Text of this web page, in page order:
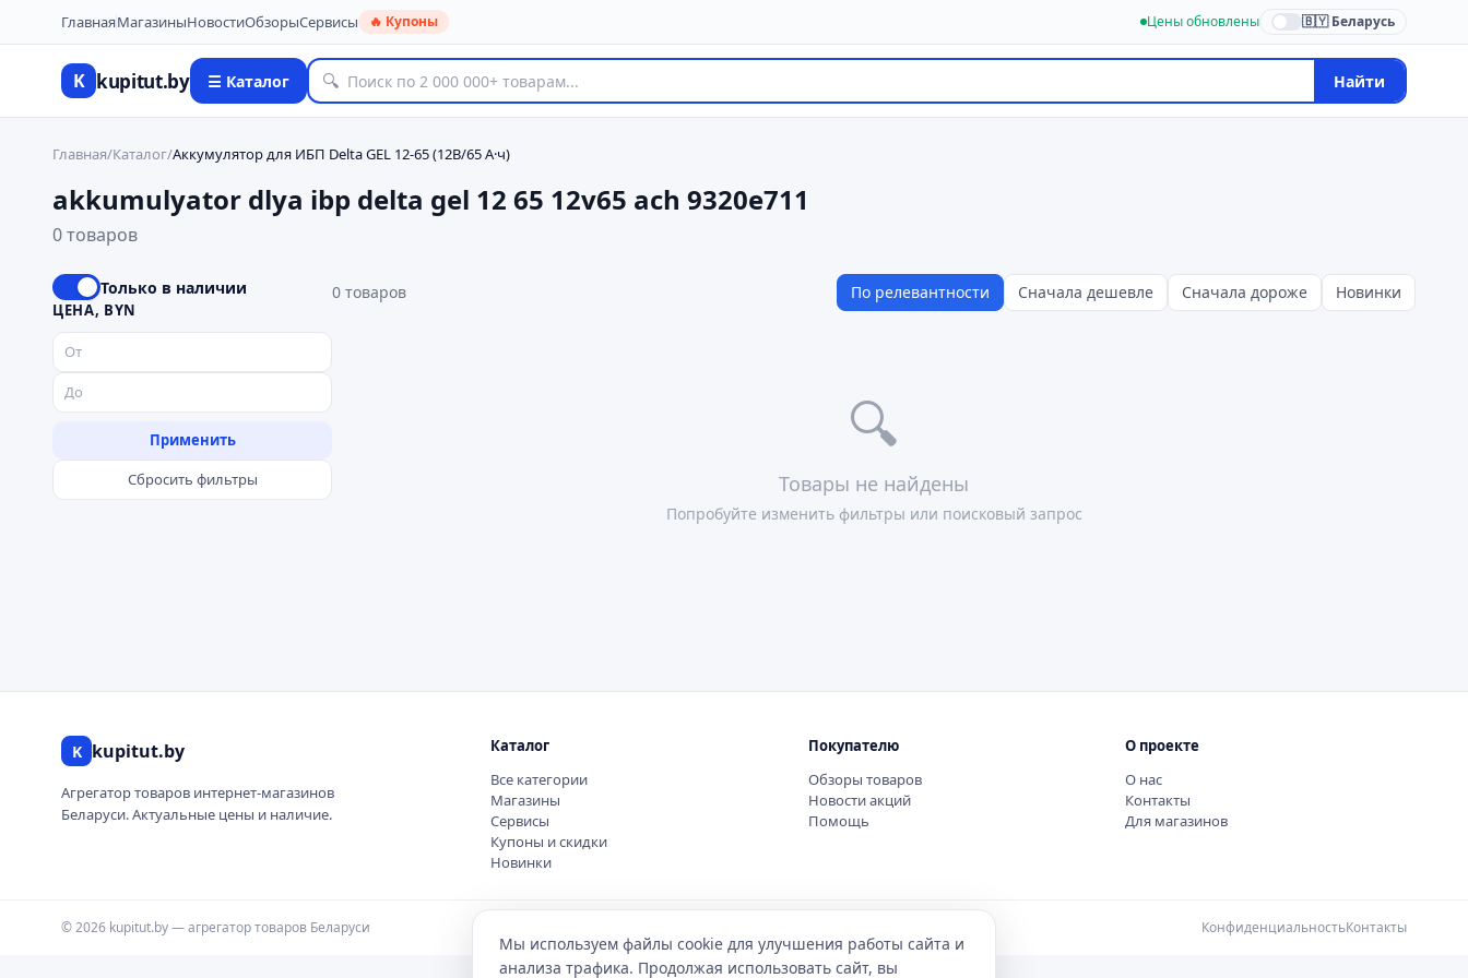
ГлавнаяМагазиныНовостиОбзорыСервисы 🔥 Купоны Цены обновлены 🇧🇾 Беларусь
K kupitut.by ☰ Каталог 🔍 Найти
Главная/Каталог/Аккумулятор для ИБП Delta GEL 12-65 (12В/65 А·ч)
akkumulyator dlya ibp delta gel 12 65 12v65 ach 9320e711
0 товаров
Только в наличии
ЦЕНА, BYN
Применить
Сбросить фильтры
0 товаров По релевантности Сначала дешевле Сначала дороже Новинки
🔍
Товары не найдены
Попробуйте изменить фильтры или поисковый запрос
K kupitut.by
Агрегатор товаров интернет-магазинов
Беларуси. Актуальные цены и наличие.
Каталог
Все категории
Магазины
Сервисы
Купоны и скидки
Новинки
Покупателю
Обзоры товаров
Новости акций
Помощь
О проекте
О нас
Контакты
Для магазинов
© 2026 kupitut.by — агрегатор товаров Беларуси КонфиденциальностьКонтакты
Мы используем файлы cookie для улучшения работы сайта и
анализа трафика. Продолжая использовать сайт, вы